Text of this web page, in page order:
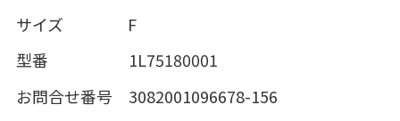
サイズ F
型番 1L75180001
お問合せ番号 3082001096678-156